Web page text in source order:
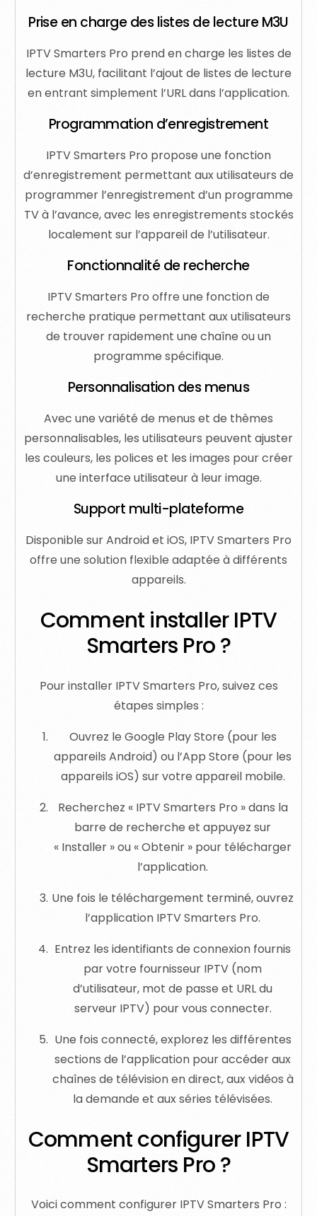
Prise en charge des listes de lecture M3U
IPTV Smarters Pro prend en charge les listes de
lecture M3U, facilitant l’ajout de listes de lecture
en entrant simplement l’URL dans l’application.
Programmation d’enregistrement
IPTV Smarters Pro propose une fonction
d’enregistrement permettant aux utilisateurs de
programmer l’enregistrement d’un programme
TV à l’avance, avec les enregistrements stockés
localement sur l’appareil de l’utilisateur.
Fonctionnalité de recherche
IPTV Smarters Pro offre une fonction de
recherche pratique permettant aux utilisateurs
de trouver rapidement une chaîne ou un
programme spécifique.
Personnalisation des menus
Avec une variété de menus et de thèmes
personnalisables, les utilisateurs peuvent ajuster
les couleurs, les polices et les images pour créer
une interface utilisateur à leur image.
Support multi-plateforme
Disponible sur Android et iOS, IPTV Smarters Pro
offre une solution flexible adaptée à différents
appareils.
Comment installer IPTV
Smarters Pro ?
Pour installer IPTV Smarters Pro, suivez ces
étapes simples :
Ouvrez le Google Play Store (pour les
appareils Android) ou l’App Store (pour les
appareils iOS) sur votre appareil mobile.
Recherchez « IPTV Smarters Pro » dans la
barre de recherche et appuyez sur
« Installer » ou « Obtenir » pour télécharger
l’application.
Une fois le téléchargement terminé, ouvrez
l’application IPTV Smarters Pro.
Entrez les identifiants de connexion fournis
par votre fournisseur IPTV (nom
d’utilisateur, mot de passe et URL du
serveur IPTV) pour vous connecter.
Une fois connecté, explorez les différentes
sections de l’application pour accéder aux
chaînes de télévision en direct, aux vidéos à
la demande et aux séries télévisées.
Comment configurer IPTV
Smarters Pro ?
Voici comment configurer IPTV Smarters Pro :